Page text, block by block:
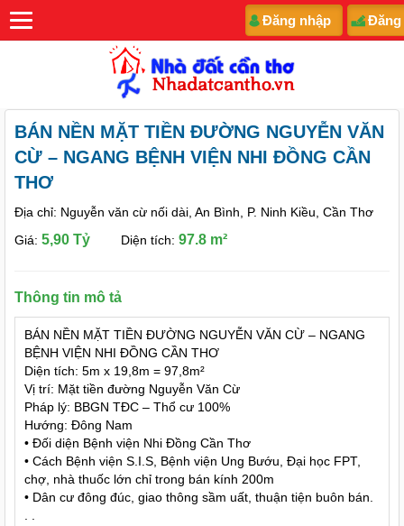
Đăng nhập Đăng
BÁN NỀN MẶT TIỀN ĐƯỜNG NGUYỄN VĂN
CỪ – NGANG BỆNH VIỆN NHI ĐỒNG CẦN
THƠ
Địa chỉ: Nguyễn văn cừ nối dài, An Bình, P. Ninh Kiều, Cần Thơ
Giá: 5,90 Tỷ Diện tích: 97.8 m²
Thông tin mô tả
BÁN NỀN MẶT TIỀN ĐƯỜNG NGUYỄN VĂN CỪ – NGANG
BỆNH VIỆN NHI ĐỒNG CẦN THƠ
Diện tích: 5m x 19,8m = 97,8m²
Vị trí: Mặt tiền đường Nguyễn Văn Cừ
Pháp lý: BBGN TĐC – Thổ cư 100%
Hướng: Đông Nam
• Đối diện Bệnh viện Nhi Đồng Cần Thơ
• Cách Bệnh viện S.I.S, Bệnh viện Ung Bướu, Đại học FPT,
chợ, nhà thuốc lớn chỉ trong bán kính 200m
• Dân cư đông đúc, giao thông sầm uất, thuận tiện buôn bán.
. .